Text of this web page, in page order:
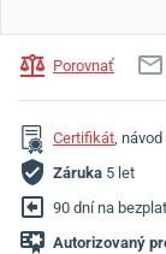
Porovnať
Certifikát,
Záruka 5 let
90 dní na
Autorizovaný